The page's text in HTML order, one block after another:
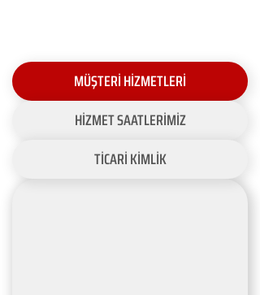
MÜŞTERİ HİZMETLERİ
HİZMET SAATLERİMİZ
TİCARİ KİMLİK